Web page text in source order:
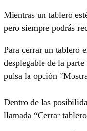
Mientras un tablero
pero siempre podrás
Para cerrar un tablero
desplegable de la
pulsa la opción
Dentro de las
llamada “Cerrar